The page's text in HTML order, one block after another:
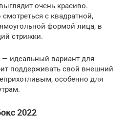
очень красиво.
с квадратной,
формой лица, в
стрижки.
— идеальный вариант для
поддерживать свой внешний
особенно для
2022